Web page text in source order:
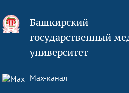
Башкирский
государственный
университет
Max-канал